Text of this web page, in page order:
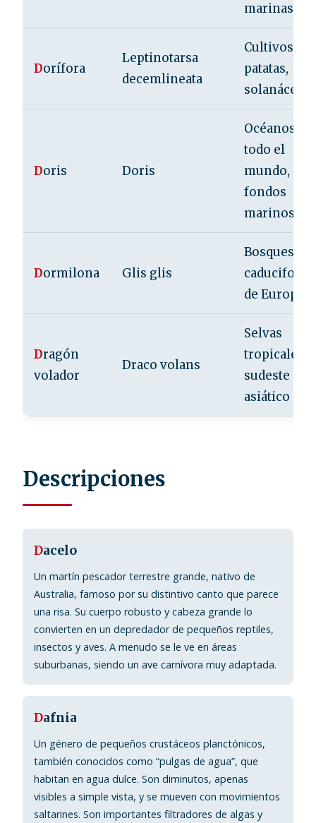
marinas
Dorífora
Leptinotarsa
decemlineata
Cultivos de
patatas,
solanáceas
Doris Doris
Océanos de
todo el
mundo,
fondos
marinos
Dormilona Glis glis
Bosques
de Europa
Dragón
volador
Draco volans
Selvas
tropicales
sudeste
asiático
Descripciones
Dacelo
Un martín pescador terrestre grande, nativo de
Australia, famoso por su distintivo canto que parece
una risa. Su cuerpo robusto y cabeza grande lo
convierten en un depredador de pequeños reptiles,
insectos y aves. A menudo se le ve en áreas
suburbanas, siendo un ave carnívora muy adaptada.
Dafnia
Un género de pequeños crustáceos planctónicos,
también conocidos como “pulgas de agua”, que
habitan en agua dulce. Son diminutos, apenas
visibles a simple vista, y se mueven con movimientos
saltarines. Son importantes filtradores de algas y